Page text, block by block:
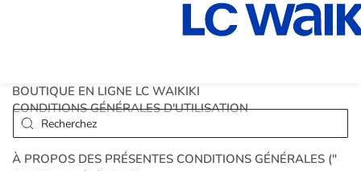
BOUTIQUE EN LIGNE LC WAIKIKI
CONDITIONS GÉNÉRALES D'UTILISATION
À PROPOS DES PRÉSENTES CONDITIONS GÉNÉRALES ("